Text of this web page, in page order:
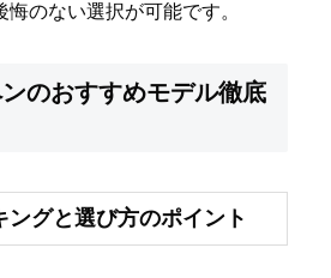
のない選択が可能です。
のおすすめモデル徹底
ングと選び方のポイント